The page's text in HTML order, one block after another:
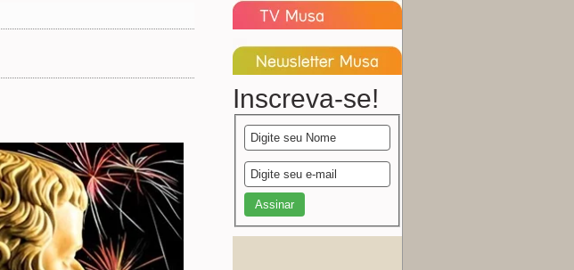
Inscreva-se!